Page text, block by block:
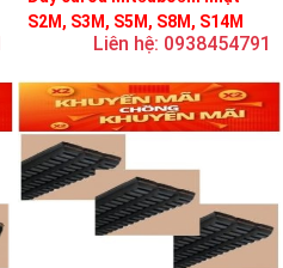
S2M, S3M, S5M, S8M, S14M
Liên hệ: 0938454791